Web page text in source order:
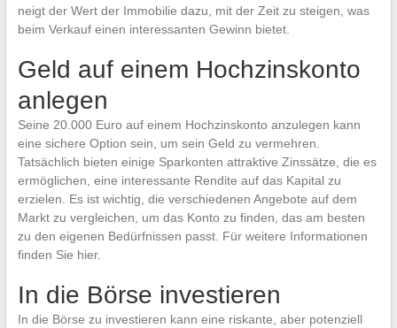
neigt der Wert der Immobilie dazu, mit der Zeit zu steigen, was
beim Verkauf einen interessanten Gewinn bietet.
Geld auf einem Hochzinskonto
anlegen
Seine 20.000 Euro auf einem Hochzinskonto anzulegen kann
eine sichere Option sein, um sein Geld zu vermehren.
Tatsächlich bieten einige Sparkonten attraktive Zinssätze, die es
ermöglichen, eine interessante Rendite auf das Kapital zu
erzielen. Es ist wichtig, die verschiedenen Angebote auf dem
Markt zu vergleichen, um das Konto zu finden, das am besten
zu den eigenen Bedürfnissen passt. Für weitere Informationen
finden Sie hier.
In die Börse investieren
In die Börse zu investieren kann eine riskante, aber potenziell